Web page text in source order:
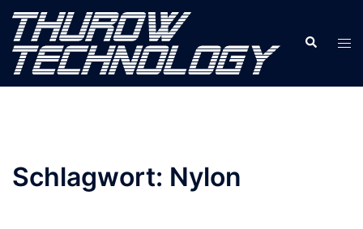
Zum
Inhalt
springen
Suche
Schlagwort: Nylon